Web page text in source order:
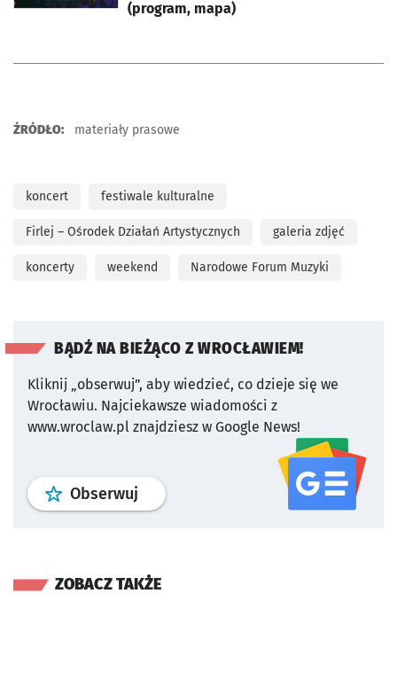
(program, mapa)
ŹRÓDŁO: materiały prasowe
koncert festiwale kulturalne
Firlej – Ośrodek Działań Artystycznych galeria zdjęć
koncerty weekend Narodowe Forum Muzyki
BĄDŹ NA BIEŻĄCO Z WROCŁAWIEM!
Kliknij „obserwuj”, aby wiedzieć, co dzieje się we
Wrocławiu. Najciekawsze wiadomości z
www.wroclaw.pl znajdziesz w Google News!
Obserwuj profil serwisu
ZOBACZ TAKŻE